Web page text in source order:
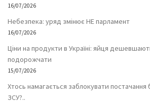
16/07/2026
Небезпека: уряд змінює НЕ парламент
16/07/2026
Ціни на продукти в Україні: яйця
подорожчати
15/07/2026
Хтось намагається заблокувати постачання
ЗСУ?..